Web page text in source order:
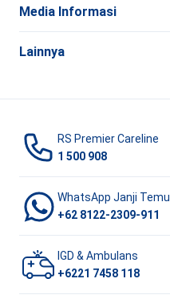
Media Informasi
Lainnya
RS Premier Careline
1 500 908
WhatsApp Janji Temu
+62 8122-2309-911
IGD & Ambulans
+6221 7458 118